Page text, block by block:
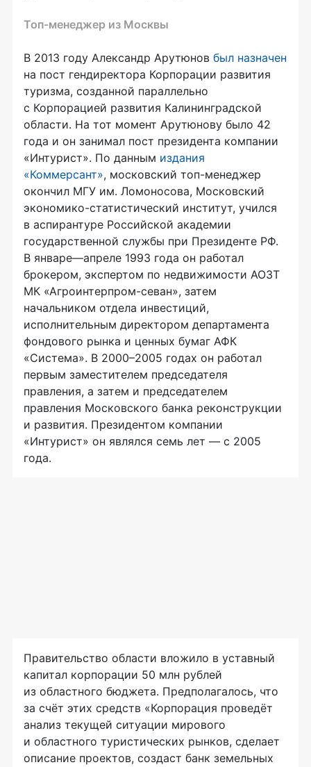
Топ-менеджер из Москвы
В 2013 году Александр Арутюнов был назначен
на пост гендиректора Корпорации развития
туризма, созданной параллельно
с Корпорацией развития Калининградской
области. На тот момент Арутюнову было 42
года и он занимал пост президента компании
«Интурист». По данным издания
«Коммерсант», московский топ-менеджер
окончил МГУ им. Ломоносова, Московский
экономико-статистический институт, учился
в аспирантуре Российской академии
государственной службы при Президенте РФ.
В январе—апреле 1993 года он работал
брокером, экспертом по недвижимости АОЗТ
МК «Агроинтерпром-севан», затем
начальником отдела инвестиций,
исполнительным директором департамента
фондового рынка и ценных бумаг АФК
«Система». В 2000–2005 годах он работал
первым заместителем председателя
правления, а затем и председателем
правления Московского банка реконструкции
и развития. Президентом компании
«Интурист» он являлся семь лет — с 2005
года.
Правительство области вложило в уставный
капитал корпорации 50 млн рублей
из областного бюджета. Предполагалось, что
за счёт этих средств «Корпорация проведёт
анализ текущей ситуации мирового
и областного туристических рынков, сделает
описание проектов, создаст банк земельных